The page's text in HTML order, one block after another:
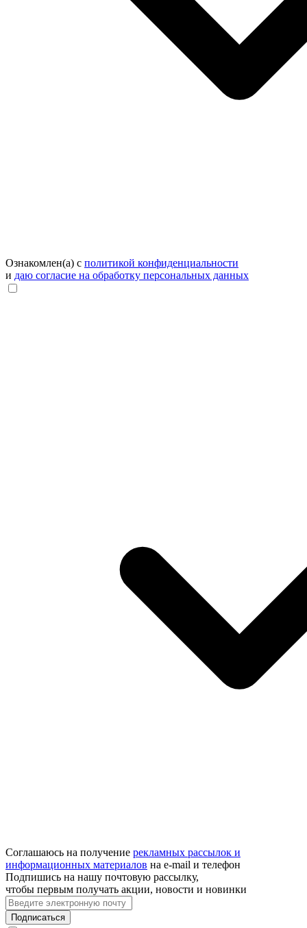
Ознакомлен(а) с политикой конфиденциальности
и даю согласие на обработку персональных данных
Соглашаюсь на получение рекламных рассылок и
информационных материалов на e‑mail и телефон
Подпишись на нашу почтовую рассылку,
чтобы первым получать акции, новости и новинки
Подписаться